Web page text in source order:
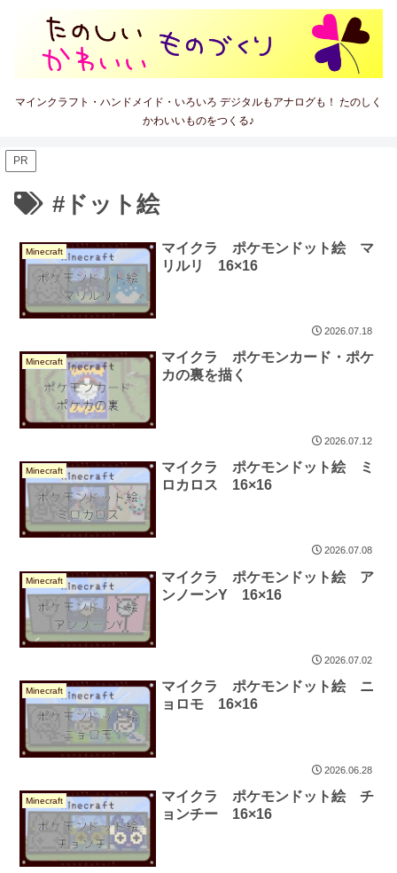
マインクラフト・ハンドメイド・いろいろ デジタルもアナログも！ たのしく
かわいいものをつくる♪
PR
#ドット絵
Minecraft
マイクラ ポケモンドット絵 マ
リルリ 16×16
2026.07.18
Minecraft
マイクラ ポケモンカード・ポケ
カの裏を描く
2026.07.12
Minecraft
マイクラ ポケモンドット絵 ミ
ロカロス 16×16
2026.07.08
Minecraft
マイクラ ポケモンドット絵 ア
ンノーンY 16×16
2026.07.02
Minecraft
マイクラ ポケモンドット絵 ニ
ョロモ 16×16
2026.06.28
Minecraft
マイクラ ポケモンドット絵 チ
ョンチー 16×16